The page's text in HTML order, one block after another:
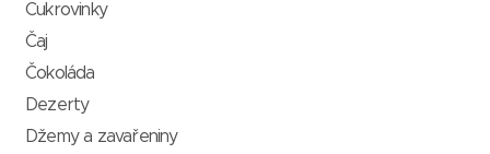
Cukrovinky
Čaj
Čokoláda
Dezerty
Džemy a zavařeniny